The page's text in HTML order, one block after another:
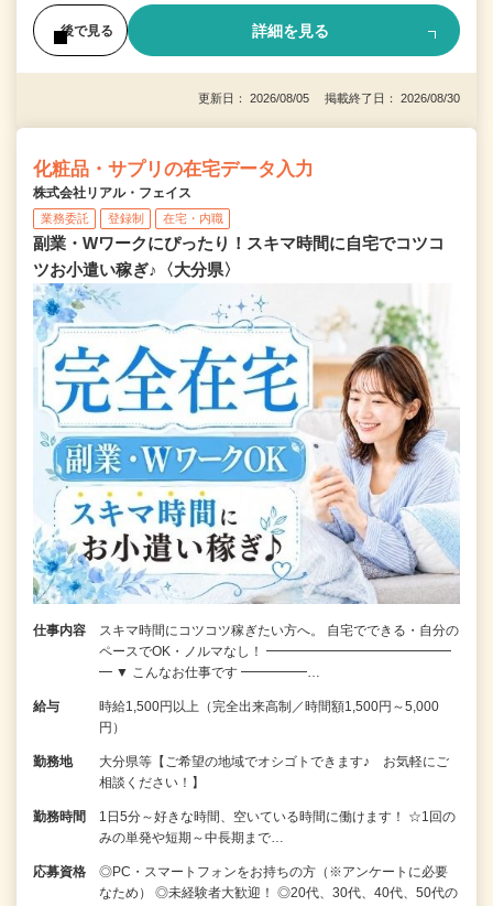
後で見る 詳細を見る
更新日： 2026/08/05 掲載終了日： 2026/08/30
化粧品・サプリの在宅データ入力
株式会社リアル・フェイス
業務委託 登録制 在宅・内職
副業・Wワークにぴったり！スキマ時間に自宅でコツコ
ツお小遣い稼ぎ♪〈大分県〉
仕事内容
スキマ時間にコツコツ稼ぎたい方へ。 自宅でできる・自分の
ペースでOK・ノルマなし！ ━━━━━━━━━━━━━━
━ ▼ こんなお仕事です ━━━━━…
給与
時給1,500円以上（完全出来高制／時間額1,500円～5,000
円）
勤務地
大分県等【ご希望の地域でオシゴトできます♪ お気軽にご
相談ください！】
勤務時間
1日5分～好きな時間、空いている時間に働けます！ ☆1回の
みの単発や短期～中長期まで…
応募資格
◎PC・スマートフォンをお持ちの方（※アンケートに必要
なため） ◎未経験者大歓迎！ ◎20代、30代、40代、50代の